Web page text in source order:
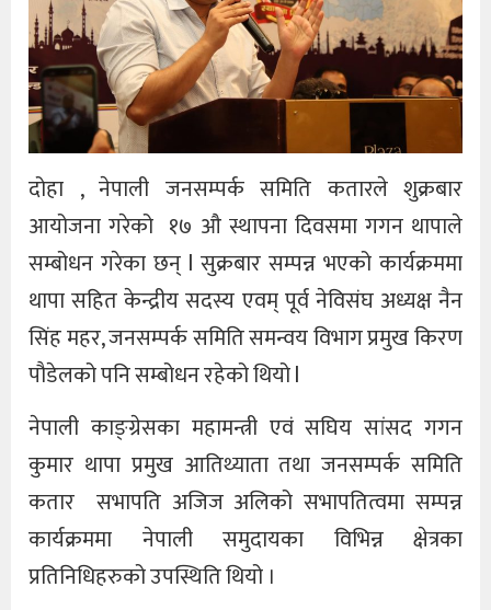
दोहा , नेपाली जनसम्पर्क समिति कतारले शुक्रबार
आयोजना गरेको १७ औ स्थापना दिवसमा गगन थापाले
सम्बोधन गरेका छन् l सुक्रबार सम्पन्न भएको कार्यक्रममा
थापा सहित केन्द्रीय सदस्य एवम् पूर्व नेविसंघ अध्यक्ष नैन
सिंह महर, जनसम्पर्क समिति समन्वय विभाग प्रमुख किरण
पौडेलको पनि सम्बोधन रहेको थियो l
नेपाली काङ्ग्रेसका महामन्त्री एवं सघिय सांसद गगन
कुमार थापा प्रमुख आतिथ्याता तथा जनसम्पर्क समिति
कतार सभापति अजिज अलिको सभापतित्वमा सम्पन्न
कार्यक्रममा नेपाली समुदायका विभिन्न क्षेत्रका
प्रतिनिधिहरुको उपस्थिति थियो ।